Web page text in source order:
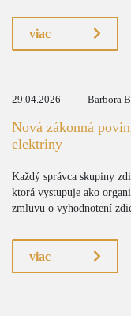
viac
29.04.2026 Barbora
Nová zákonná
elektriny
Každý správca skupiny
ktorá vystupuje ako
zmluvu o vyhodnotení
viac